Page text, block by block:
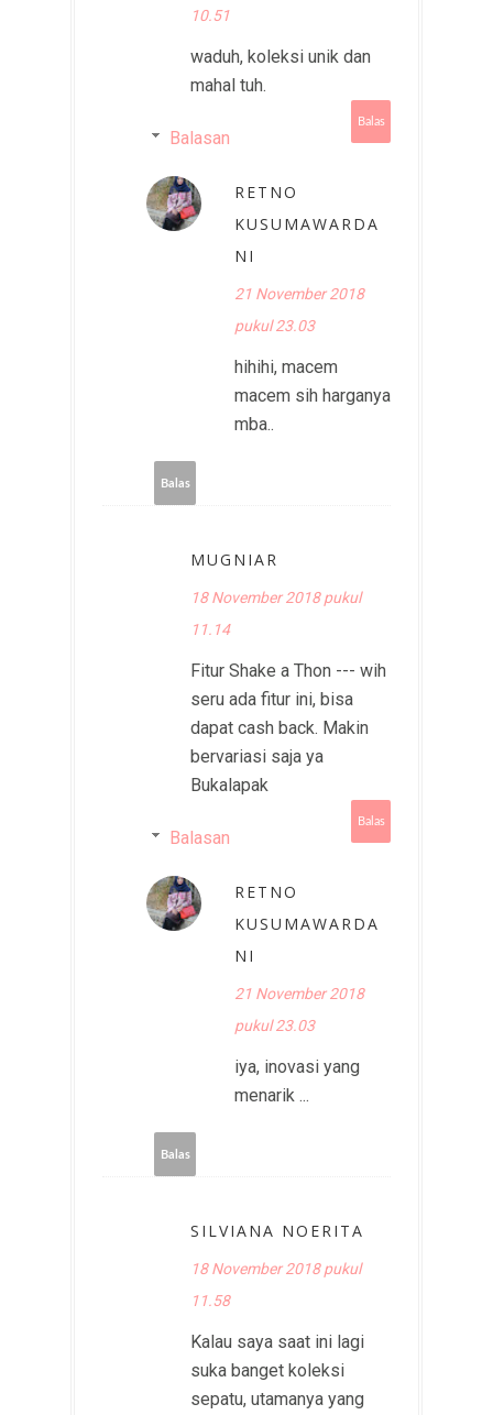
10.51
waduh, koleksi unik dan
mahal tuh.
Balas
Balasan
RETNO
KUSUMAWARDA
NI
21 November 2018
pukul 23.03
hihihi, macem
macem sih harganya
mba..
Balas
MUGNIAR
18 November 2018 pukul
11.14
Fitur Shake a Thon --- wih
seru ada fitur ini, bisa
dapat cash back. Makin
bervariasi saja ya
Bukalapak
Balas
Balasan
RETNO
KUSUMAWARDA
NI
21 November 2018
pukul 23.03
iya, inovasi yang
menarik ...
Balas
SILVIANA NOERITA
18 November 2018 pukul
11.58
Kalau saya saat ini lagi
suka banget koleksi
sepatu, utamanya yang